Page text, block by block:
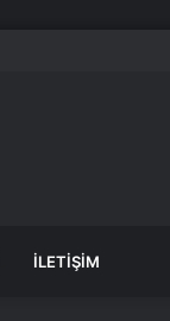
İLETIŞIM